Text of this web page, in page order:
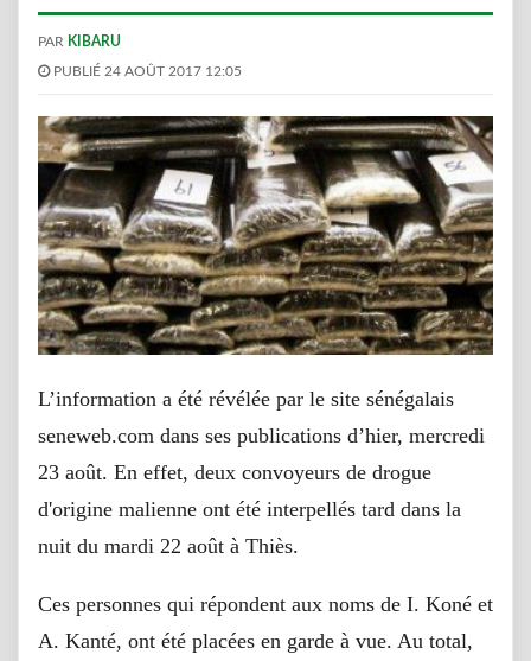
PAR KIBARU
PUBLIÉ 24 AOÛT 2017 12:05
L’information a été révélée par le site sénégalais
seneweb.com dans ses publications d’hier, mercredi
23 août. En effet, deux convoyeurs de drogue
d'origine malienne ont été interpellés tard dans la
nuit du mardi 22 août à Thiès.
Ces personnes qui répondent aux noms de I. Koné et
A. Kanté, ont été placées en garde à vue. Au total,